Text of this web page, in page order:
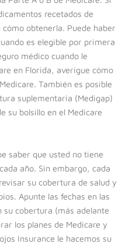
recetados de
obtenerla. Puede haber
es elegible por primera
médico cuando le
en Florida, averigue cómo
También es posible
suplementaria (Medigap)
su bolsillo en el Medicare
saber que usted no tiene
año. Sin embargo, cada
su cobertura de salud y
Apunte las fechas en las
su cobertura (más adelante
los planes de Medicare y
Insurance le hacemos su